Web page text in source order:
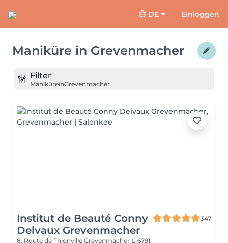
DE Einloggen
Maniküre in Grevenmacher
Filter
ManiküreinGrevenmacher
Institut de Beauté Conny
Delvaux Grevenmacher
347
8, Route de Thionville Grevenmacher L-6791